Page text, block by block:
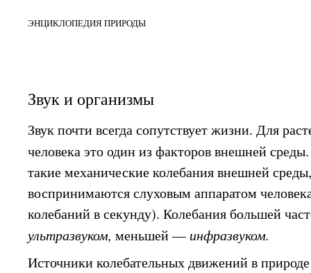
ЭНЦИКЛОПЕДИЯ ПРИРОДЫ
Звук и организмы
Звук почти всегда сопутствует жизни. Для
человека это один из факторов внешней
такие механические колебания внешней
воспринимаются слуховым аппаратом
колебаний в секунду). Колебания большей
ультразвуком,меньшей — инфразвуком.
Источники колебательных движений в